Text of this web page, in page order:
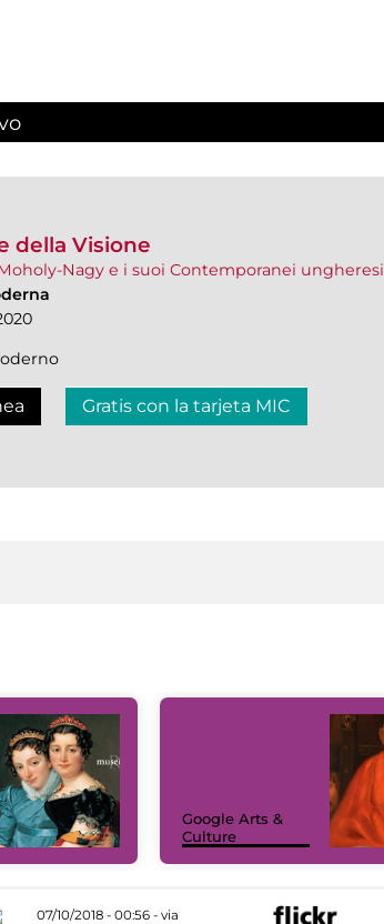
della Visione
Nagy e i suoi Contemporanei ungheresi
Gratis con la tarjeta MIC
Google Arts &
Culture